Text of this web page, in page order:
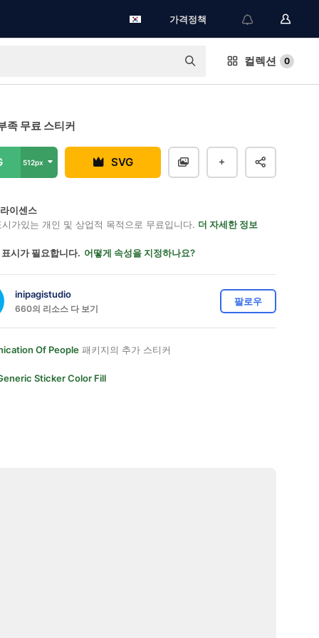
가격정책
컬렉션 0
족 무료 스티커
512px SVG
이센스
가있는 개인 및 상업적 목적으로 무료입니다. 더 자세한 정보
시가 필요합니다. 어떻게 속성을 지정하나요?
inipagistudio
660의 리소스 다 보기
팔로우
Of People 패키지의 추가 스티커
Sticker Color Fill